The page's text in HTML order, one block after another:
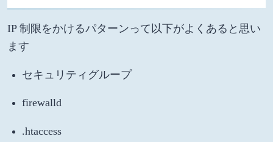
IP 制限をかけるパターンって以下がよくあると思い
ます
セキュリティグループ
firewalld
.htaccess